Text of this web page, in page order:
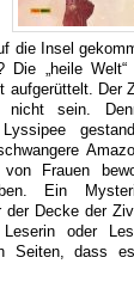
die Insel
„heile Welt“
aufgerüttelt. Der
nicht sein.
Frauen
Ein
der Decke der
oder
Seiten, dass